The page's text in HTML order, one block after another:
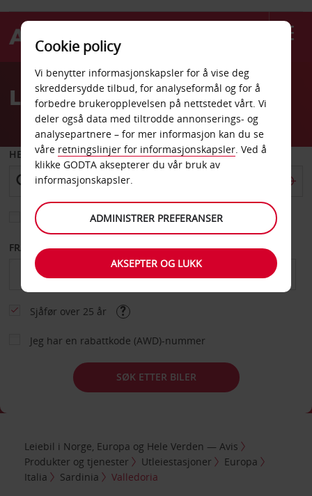
Welcome
AvisLeiebil Valledoria
HENT FRA
Velg et annet leveringssted
FRA DATO TIL DATO
Sjåfør over 25 år
Jeg har en rabattkode (AWD)-nummer
SØK ETTER BILER
Leiebil i Norge, Europa og Hele Verden — Avis
Produkter og tjenester
Utleiestasjoner
Europa
Italia
Sardinia Valledoria
Cookie policy
Vi benytter informasjonskapsler for å vise deg
skreddersydde tilbud, for analyseformål og for å
forbedre brukeropplevelsen på nettstedet vårt. Vi
deler også data med tiltrodde annonserings- og
analysepartnere – for mer informasjon kan du se
våre retningslinjer for informasjonskapsler. Ved å
klikke GODTA aksepterer du vår bruk av
informasjonskapsler.
ADMINISTRER PREFERANSER
AKSEPTER OG LUKK